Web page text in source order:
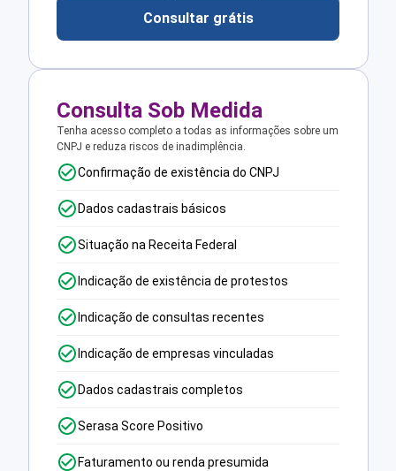
Consultar grátis
Consulta Sob Medida
Tenha acesso completo a todas as informações sobre um
CNPJ e reduza riscos de inadimplência.
Confirmação de existência do CNPJ
Dados cadastrais básicos
Situação na Receita Federal
Indicação de existência de protestos
Indicação de consultas recentes
Indicação de empresas vinculadas
Dados cadastrais completos
Serasa Score Positivo
Faturamento ou renda presumida